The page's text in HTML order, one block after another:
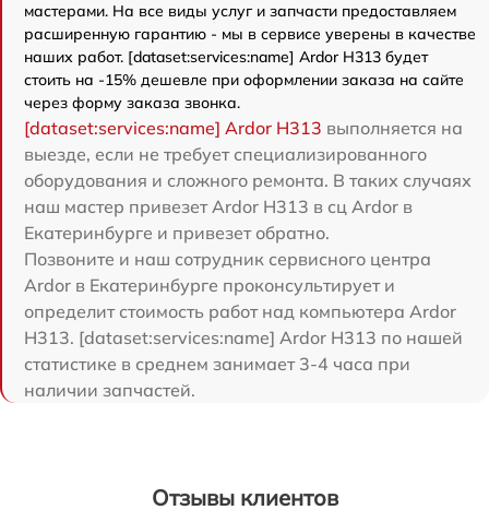
мастерами. На все виды услуг и запчасти предоставляем
расширенную гарантию - мы в сервисе уверены в качестве
наших работ. [dataset:services:name] Ardor H313 будет
стоить на -15% дешевле при оформлении заказа на сайте
через форму заказа звонка.
[dataset:services:name] Ardor H313 выполняется на
выезде, если не требует специализированного
оборудования и сложного ремонта. В таких случаях
наш мастер привезет Ardor H313 в сц Ardor в
Екатеринбурге и привезет обратно.
Позвоните и наш сотрудник сервисного центра
Ardor в Екатеринбурге проконсультирует и
определит стоимость работ над компьютера Ardor
H313. [dataset:services:name] Ardor H313 по нашей
статистике в среднем занимает 3-4 часа при
наличии запчастей.
Отзывы клиентов